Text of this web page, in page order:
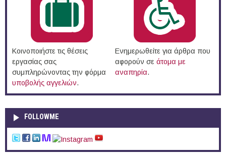
Κοινοποιήστε τις θέσεις
εργασίας σας
συμπληρώνοντας την φόρμα
υποβολής αγγελιών.
Ενημερωθείτε για άρθρα που
αφορούν σε άτομα με
αναπηρία.
FOLLOWME